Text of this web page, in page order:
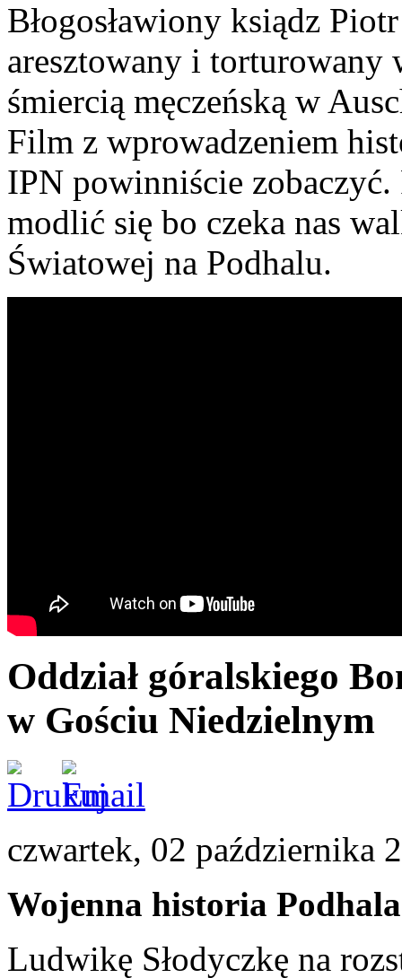
Błogosławiony ksiądz
aresztowany i torturowany
śmiercią męczeńską w
Film z wprowadzeniem
IPN powinniście
modlić się bo czeka nas
Światowej na Podhalu.
Oddział góralskiego
w Gościu Niedzielnym
czwartek, 02 października
Wojenna historia
Ludwikę Słodyczkę na